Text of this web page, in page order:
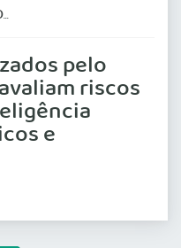
pelo
riscos
e